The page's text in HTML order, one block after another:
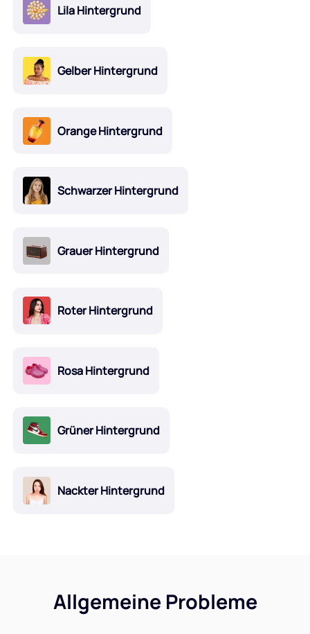
Lila Hintergrund
Gelber Hintergrund
Orange Hintergrund
Schwarzer Hintergrund
Grauer Hintergrund
Roter Hintergrund
Rosa Hintergrund
Grüner Hintergrund
Nackter Hintergrund
Allgemeine Probleme